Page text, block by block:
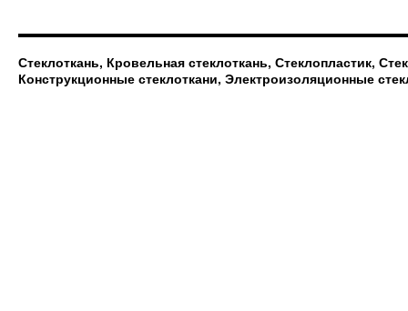
Стеклоткань, Кровельная стеклоткань, Стеклопластик,
Конструкционные стеклоткани, Электроизоляционные